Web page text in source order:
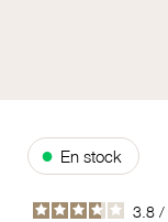
● En stock
3.8 /